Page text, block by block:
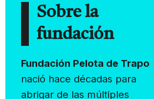
Sobre la
fundación
Fundación Pelota de Trapo
nació hace décadas para
abrigar de las múltiples